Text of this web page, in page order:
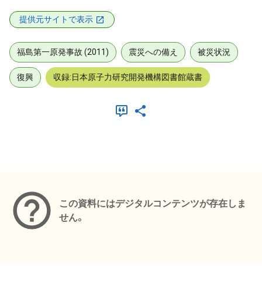
提供元サイトで表示
福島第一原発事故 (2011) 震災への備え 被災状況
復興 収録:日本原子力研究開発機構図書館蔵書
この資料にはデジタルコンテンツが存在しま
せん。